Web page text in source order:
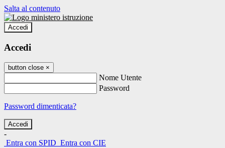
Salta al contenuto
Accedi
Accedi
button close ×
Nome Utente
Password
Password dimenticata?
-
Entra con SPID Entra con CIE